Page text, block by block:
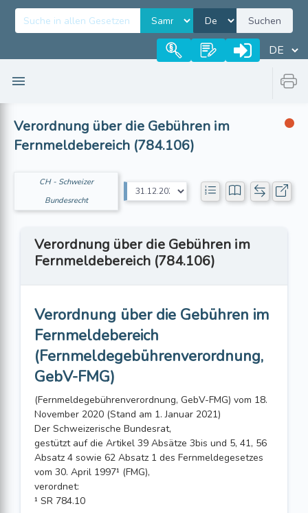
Suchen
Verordnung über die Gebühren im
Fernmeldebereich (784.106)
CH - Schweizer
Bundesrecht
Verordnung über die Gebühren im
Fernmeldebereich (784.106)
Verordnung über die Gebühren im
Fernmeldebereich
(Fernmeldegebührenverordnung,
GebV-FMG)
(Fernmeldegebührenverordnung, GebV-FMG) vom 18.
November 2020 (Stand am 1. Januar 2021)
Der Schweizerische Bundesrat,
gestützt auf die Artikel 39 Absätze 3bis und 5, 41, 56
Absatz 4 sowie 62 Absatz 1 des Fernmeldegesetzes
vom 30. April 1997¹ (FMG),
verordnet:
¹ SR 784.10